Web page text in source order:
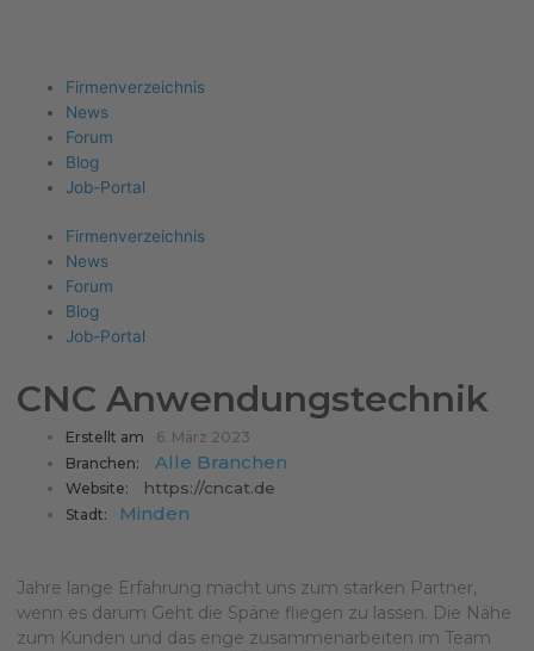
Menu
Firmenverzeichnis
News
Forum
Blog
Job-Portal
Firmenverzeichnis
News
Forum
Blog
Job-Portal
CNC Anwendungstechnik
Erstellt am
6. März 2023
Branchen:
Alle Branchen
Website: https://cncat.de
Stadt: Minden
Jahre lange Erfahrung macht uns zum starken Partner,
wenn es darum Geht die Späne fliegen zu lassen. Die Nähe
zum Kunden und das enge zusammenarbeiten im Team